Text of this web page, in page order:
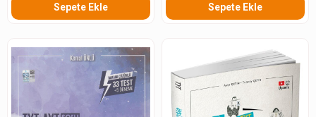
Sepete Ekle Sepete Ekle